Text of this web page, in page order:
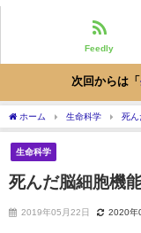
Feedly
次回からは「
ホーム 生命科学 死ん
生命科学
死んだ脳細胞機
2019年05月22日 2020年